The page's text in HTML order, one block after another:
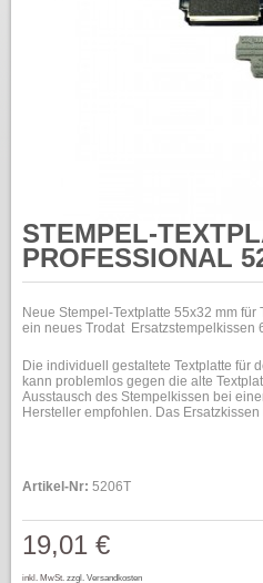
STEMPEL-
PROFESSIONAL
Neue Stempel-Textplatte 55x32 mm
ein neues Trodat Ersatzstempelkissen
Die individuell gestaltete Textplatte für
kann problemlos gegen die alte
Ausstausch des Stempelkissen bei
Hersteller empfohlen. Das
Artikel-Nr: 5206T
19,01 €
inkl. MwSt. zzgl. Versandkosten